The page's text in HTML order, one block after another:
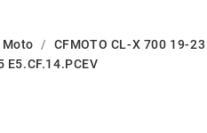
Moto CFMOTO CL-X 700 19-